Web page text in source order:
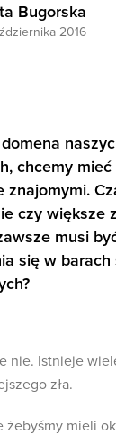
Bugorska
2016
chcemy
znajomymi.
czy większe
musi
się w
nie. Istnieje
zła.
żebyśmy mieli